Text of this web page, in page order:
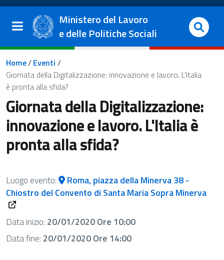
Salta al contenuto principale
Vai al footer
Ministero del Lavoro
e delle Politiche Sociali
Briciole di pane
Home/Eventi /
Giornata della Digitalizzazione: innovazione e lavoro. L'Italia
è pronta alla sfida?
Giornata della Digitalizzazione:
innovazione e lavoro. L'Italia è
pronta alla sfida?
Luogo evento:
Roma, piazza della Minerva 38 -
Chiostro del Convento di Santa Maria Sopra Minerva
Data inizio: 20/01/2020 Ore 10:00
Data fine: 20/01/2020 Ore 14:00